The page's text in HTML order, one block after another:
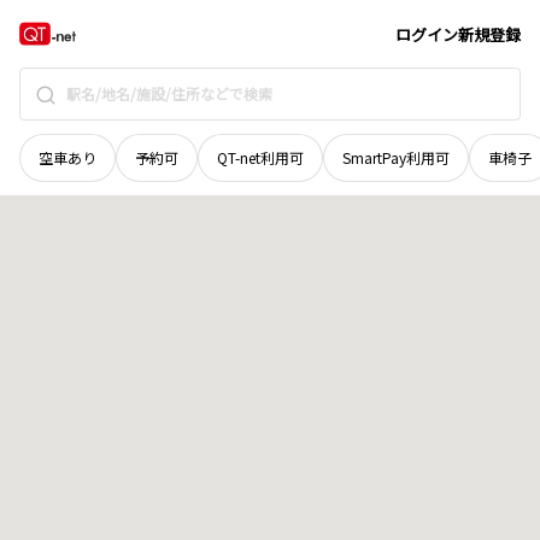
ログイン新規登録
空車あり 予約可 QT-net利用可 SmartPay利用可 車椅子
岡山県